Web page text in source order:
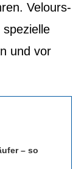
Velours-
und vor
– so